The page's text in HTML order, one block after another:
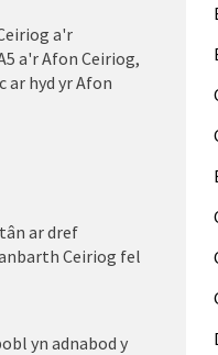
a'r
a'r Afon Ceiriog,
ar hyd yr Afon
ar dref
Ceiriog fel
yn adnabod y